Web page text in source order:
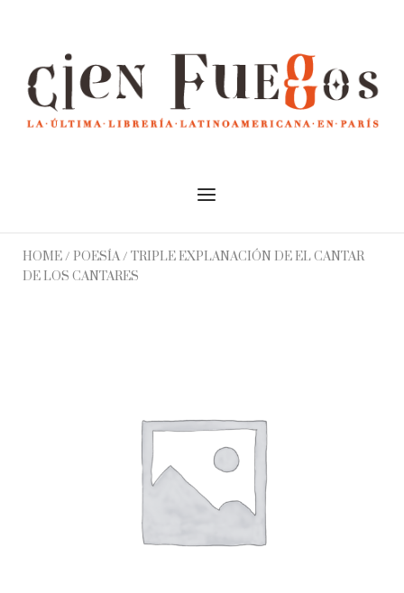
Menu
HOME/ POESÍA/ TRIPLE EXPLANACIÓN DE EL CANTAR
DE LOS CANTARES